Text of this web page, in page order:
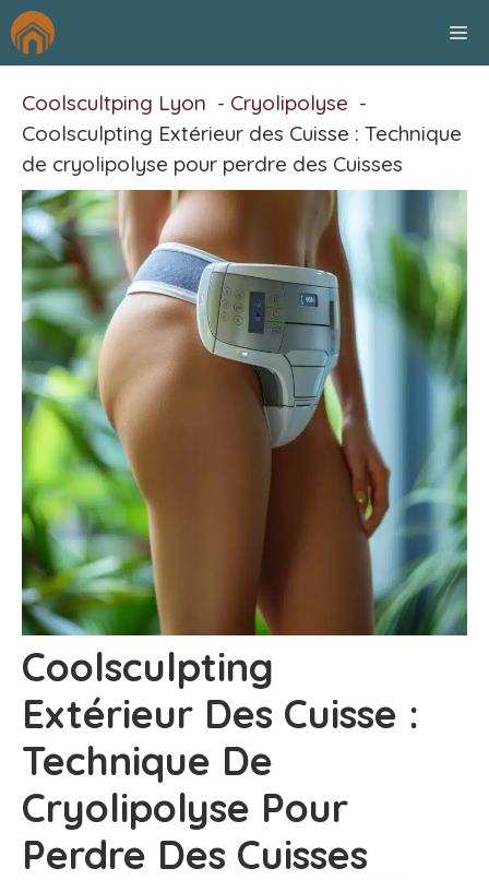
Aller
au
Coolscultping Lyon
Cryolipolyse
Coolsculpting Extérieur des Cuisse : Technique
de cryolipolyse pour perdre des Cuisses
Coolsculpting
Extérieur Des Cuisse :
Technique De
Cryolipolyse Pour
Perdre Des Cuisses